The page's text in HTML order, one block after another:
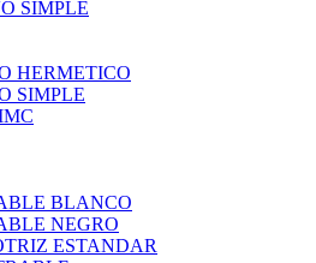
SIMPLE
HERMETICO
SIMPLE
BLANCO
NEGRO
ESTANDAR